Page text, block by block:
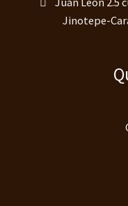
Jinotepe-